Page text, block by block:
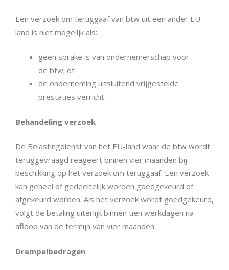
Een verzoek om teruggaaf van btw uit een ander EU-
land is niet mogelijk als:
geen sprake is van ondernemerschap voor
de btw; of
de onderneming uitsluitend vrijgestelde
prestaties verricht.
Behandeling verzoek
De Belastingdienst van het EU-land waar de btw wordt
teruggevraagd reageert binnen vier maanden bij
beschikking op het verzoek om teruggaaf. Een verzoek
kan geheel of gedeeltelijk worden goedgekeurd of
afgekeurd worden. Als het verzoek wordt goedgekeurd,
volgt de betaling uiterlijk binnen tien werkdagen na
afloop van de termijn van vier maanden.
Drempelbedragen